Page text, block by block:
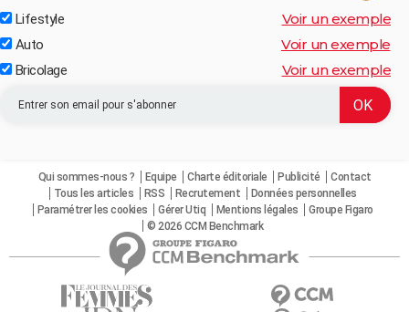
Lifestyle Voir un exemple
Auto Voir un exemple
Bricolage Voir un exemple
Qui sommes-nous ? Equipe Charte éditoriale Publicité
Contact
Tous les articles
RSS Recrutement
Données personnelles
Paramétrer les cookies
Gérer Utiq Mentions légales
Groupe Figaro
© 2026 CCM Benchmark